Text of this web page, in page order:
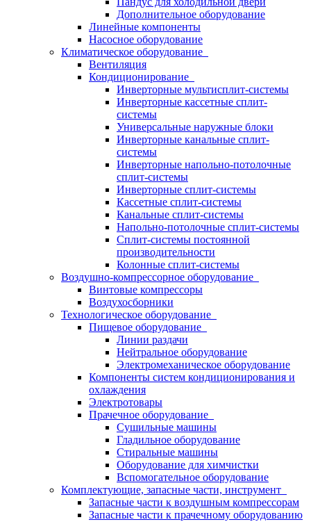
Дополнительное оборудование
Линейные компоненты
Насосное оборудование
Климатическое оборудование
Вентиляция
Кондиционирование
Инверторные мультисплит-системы
Инверторные кассетные сплит-
системы
Универсальные наружные блоки
Инверторные канальные сплит-
системы
Инверторные напольно-потолочные
сплит-системы
Инверторные сплит-системы
Кассетные сплит-системы
Канальные сплит-системы
Напольно-потолочные сплит-системы
Сплит-системы постоянной
производительности
Колонные сплит-системы
Воздушно-компрессорное оборудование
Винтовые компрессоры
Воздухосборники
Технологическое оборудование
Пищевое оборудование
Линии раздачи
Нейтральное оборудование
Электромеханическое оборудование
Компоненты систем кондиционирования и
охлаждения
Электротовары
Прачечное оборудование
Сушильные машины
Гладильное оборудование
Стиральные машины
Оборудование для химчистки
Вспомогательное оборудование
Комплектующие, запасные части, инструмент
Запасные части к воздушным компрессорам
Запасные части к прачечному оборудованию